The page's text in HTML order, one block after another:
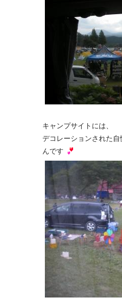
キャンプサイトには、
デコレーションされた
んです